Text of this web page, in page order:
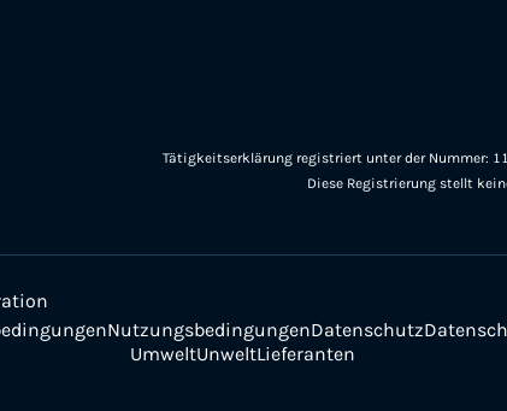
Tätigkeitserklärung registriert unter der Nummer:
Diese Registrierung stellt
NutzungsbedingungenDatenschutz
UmweltUnweltLieferanten